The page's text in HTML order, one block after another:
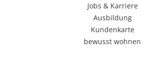
Jobs & Karriere
Ausbildung
Kundenkarte
bewusst wohnen